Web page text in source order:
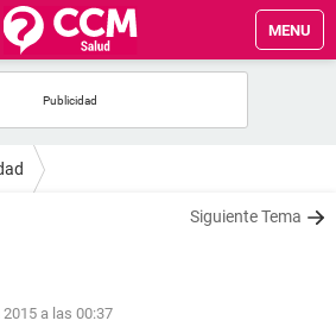
MENU
Siguiente Tema
2015 a las 00:37